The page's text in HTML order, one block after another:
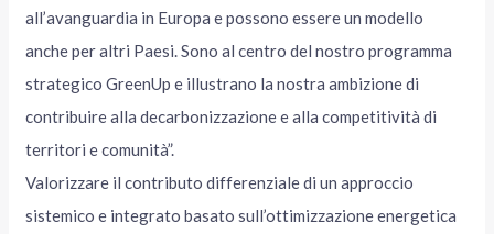
all’avanguardia in Europa e possono essere un modello
anche per altri Paesi. Sono al centro del nostro programma
strategico GreenUp e illustrano la nostra ambizione di
contribuire alla decarbonizzazione e alla competitività di
territori e comunità”.
Valorizzare il contributo differenziale di un approccio
sistemico e integrato basato sull’ottimizzazione energetica